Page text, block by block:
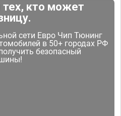
кто может
сети Евро Чип Тюнинг
в 50+ городах РФ
безопасный